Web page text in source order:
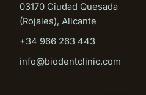
03170 Ciudad Quesada
(Rojales), Alicante
+34 966 263 443
info@biodentclinic.com